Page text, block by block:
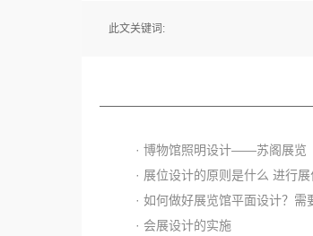
此文关键词:
· 博物馆照明设计——苏阁展览
· 展位设计的原则是什么 进行
· 如何做好展览馆平面设计？需
· 会展设计的实施